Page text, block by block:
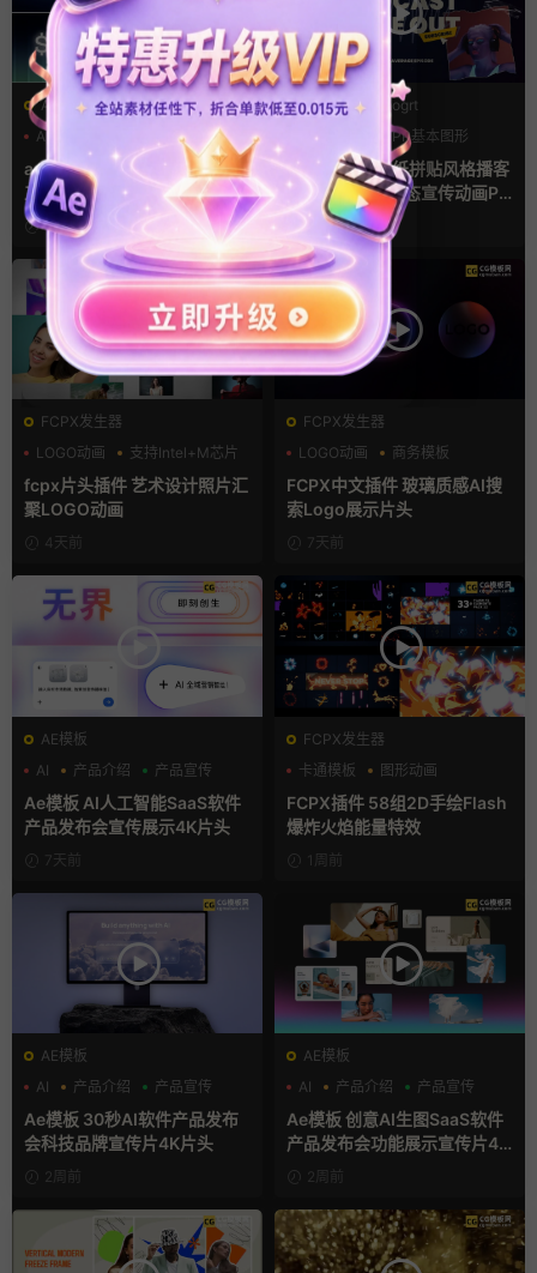
AE模板
AI
产品宣传
ae片头模板 36秒科技感AI人
工智能SaaS产品图文数据展示
宣传视频AE模板
1天前
PR基本图形mogrt
LOGO动画
PR基本图形
复古风
pr模板 做旧撕纸拼贴风格播客
节目开场介绍动态宣传动画PR
模版3天前
FCPX发生器
LOGO动画
支持Intel+M芯片
汇聚
fcpx片头插件 艺术设计照片汇
聚LOGO动画
4天前
FCPX发生器
LOGO动画
商务模板
支持Intel+M芯片
FCPX中文插件 玻璃质感AI搜
索Logo展示片头
7天前
AE模板
AI
产品介绍 产品宣传
Ae模板 AI人工智能SaaS软件
产品发布会宣传展示4K片头
7天前
FCPX发生器
卡通模板
图形动画
手绘风
FCPX插件 58组2D手绘Flash
爆炸火焰能量特效
1周前
AE模板
AI
产品介绍 产品宣传
Ae模板 30秒AI软件产品发布
会科技品牌宣传片4K片头
2周前
AE模板
AI
产品介绍 产品宣传
Ae模板 创意AI生图SaaS软件
产品发布会功能展示宣传片4K
片头2周前